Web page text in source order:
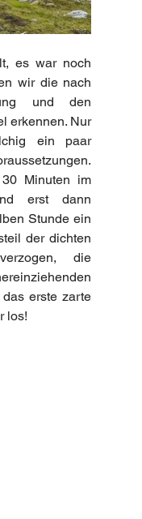
es war noch
wir die nach
und den
erkennen. Nur
ein paar
Minuten im
erst dann
Stunde ein
der dichten
die
erste zarte
los!